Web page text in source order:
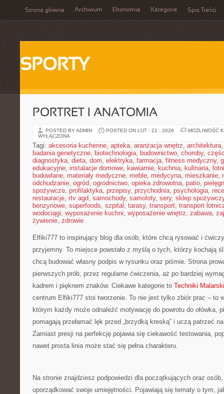
Strona główna Archiwum Ekonomia Kategorie Spis Treści
SPORTY
PORTRET I ANATOMIA
POSTED BY ADMIN POSTED ON LUT - 21 - 2026
MOŻLIWOŚĆ
WYŁĄCZONA
Tagi: akcesoria kuchenne, apteka, aranżacja wnętrz, architektura
badania genetyczne, biotechnologia, budownictwo, choroby,
diagnostyka, dieta, dom, elektryka, farmacja, fitness medyczny,
edukacyjne, instalacje domowe, kawiarnie, kuchnia, kulinaria,
budowlane, materiały medyczne, meble, medycyna, mieszkanie,
odchudzanie, ogród, ogrodnictwo, opieka zdrowotna, patio,
spożywcze, profilaktyka, przepisy, przychodnia, psychologia,
restauracje, rtv agd, samochody, samoloty, sery, sklep
benzynowe, superfoods, szpital , tarasy, transport, transport
wodociągi, wyposażenie kuchni, wyposażenie wnętrz, zabawa,
żywienie, zdrowie
Elfiki777 to inspirujący blog dla osób, które chcą rysować i
przyjemny. To miejsce powstało z myślą o tych, którzy kochają
chcą budować własny podpis w rysunku oraz piśmie. Strona
pierwszych prób, przez regularne ćwiczenia, aż po bardziej
kadrem i pięknem znaków. Ciekawe kategorie to Techniki
centrum Elfiki777 stoi tworzenie. To nie jest tylko zbiór prac – to
którym każdy może odnaleźć motywację do powrotu do ołówka,
pomagają przełamać lęk przed „brzydką kreską” i uczą patrzeć
Zamiast presji na perfekcję pojawia się ciekawość testowania,
nawet prosta linia może stać się pełna charakteru.
Na stronie znajdziesz podpowiedzi dla początkujących oraz
uporządkować swoje umiejętności. Pojawiają się tematy o tym,